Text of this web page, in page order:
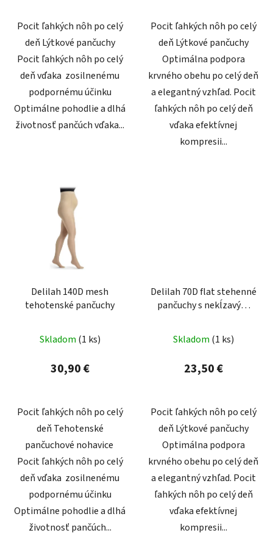
Pocit ľahkých nôh po celý
deň Lýtkové pančuchy
Pocit ľahkých nôh po celý
deň vďaka zosilnenému
podpornému účinku
Optimálne pohodlie a dlhá
životnosť pančúch vďaka...
Pocit ľahkých nôh po celý
deň Lýtkové pančuchy
Optimálna podpora
krvného obehu po celý deň
a elegantný vzhľad. Pocit
ľahkých nôh po celý deň
vďaka efektívnej
kompresii...
Delilah 140D mesh
tehotenské pančuchy
Skladom (1 ks)
30,90 €
Pocit ľahkých nôh po celý
deň Tehotenské
pančuchové nohavice
Pocit ľahkých nôh po celý
deň vďaka zosilnenému
podpornému účinku
Optimálne pohodlie a dlhá
životnosť pančúch...
Delilah 70D flat stehenné
pančuchy s nekĺzavým
Skladom (1 ks)
23,50 €
Pocit ľahkých nôh po celý
deň Lýtkové pančuchy
Optimálna podpora
krvného obehu po celý deň
a elegantný vzhľad. Pocit
ľahkých nôh po celý deň
vďaka efektívnej
kompresii...